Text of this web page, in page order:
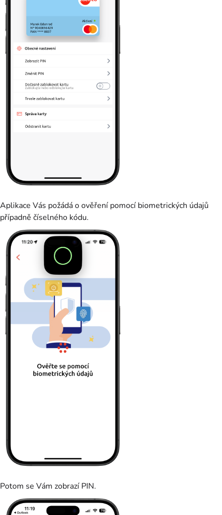
Aplikace Vás požádá o ověření pomocí biometrických údajů
případně číselného kódu.
Potom se Vám zobrazí PIN.